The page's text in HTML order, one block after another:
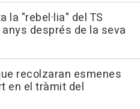
la "rebel·lia" del TS
després de la seva
recolzaran esmenes
en el tràmit del